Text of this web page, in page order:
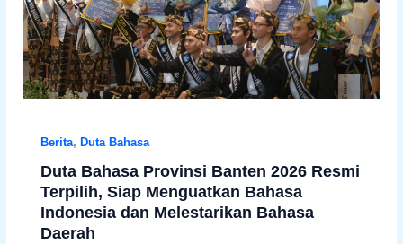
Berita, Duta Bahasa
Duta Bahasa Provinsi Banten 2026 Resmi
Terpilih, Siap Menguatkan Bahasa
Indonesia dan Melestarikan Bahasa
Daerah